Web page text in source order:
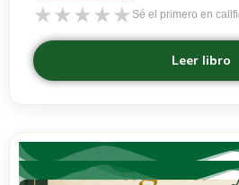
★★★★★ Sé el primero en
Leer libro